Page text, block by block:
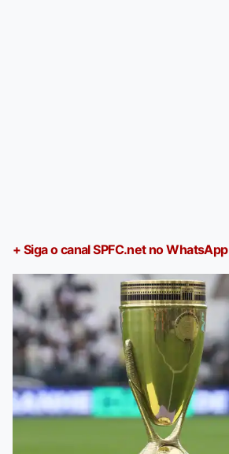
+ Siga o canal SPFC.net no WhatsApp